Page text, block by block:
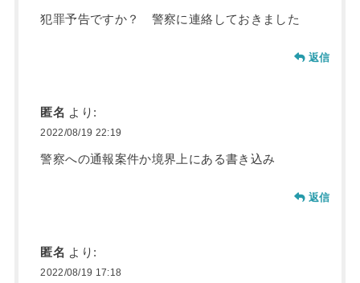
犯罪予告ですか？ 警察に連絡しておきました
返信
匿名 より:
2022/08/19 22:19
警察への通報案件か境界上にある書き込み
返信
匿名 より:
2022/08/19 17:18